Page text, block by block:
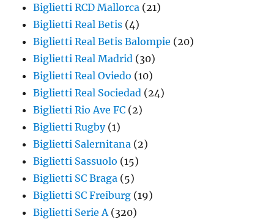
Biglietti RCD Mallorca (21)
Biglietti Real Betis (4)
Biglietti Real Betis Balompie (20)
Biglietti Real Madrid (30)
Biglietti Real Oviedo (10)
Biglietti Real Sociedad (24)
Biglietti Rio Ave FC (2)
Biglietti Rugby(1)
Biglietti Salernitana (2)
Biglietti Sassuolo (15)
Biglietti SC Braga (5)
Biglietti SC Freiburg (19)
Biglietti Serie A (320)